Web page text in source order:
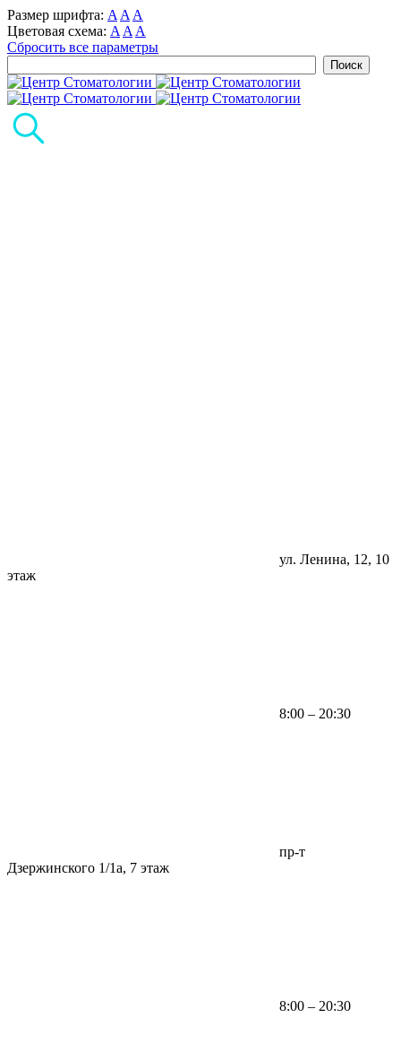
Размер шрифта: A A A
Цветовая схема: A A A
Сбросить все параметры
ул. Ленина, 12, 10
этаж
8:00 – 20:30
пр-т
Дзержинского 1/1а, 7 этаж
8:00 – 20:30